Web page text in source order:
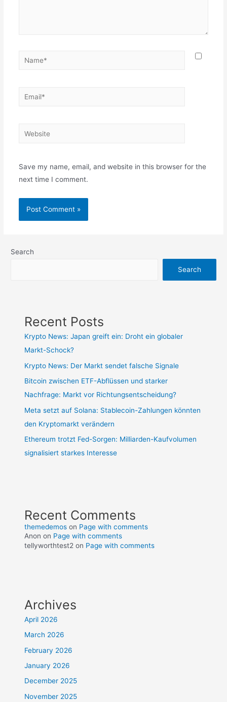
Name*
Email*
Website
Save my name, email, and website in this browser for the
next time I comment.
Search
Search
Recent Posts
Krypto News: Japan greift ein: Droht ein globaler
Markt-Schock?
Krypto News: Der Markt sendet falsche Signale
Bitcoin zwischen ETF-Abflüssen und starker
Nachfrage: Markt vor Richtungsentscheidung?
Meta setzt auf Solana: Stablecoin-Zahlungen könnten
den Kryptomarkt verändern
Ethereum trotzt Fed-Sorgen: Milliarden-Kaufvolumen
signalisiert starkes Interesse
Recent Comments
themedemos on Page with comments
Anon on Page with comments
tellyworthtest2 on Page with comments
Archives
April 2026
March 2026
February 2026
January 2026
December 2025
November 2025